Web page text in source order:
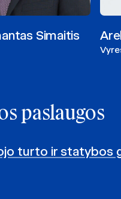
Simaitis
paslaugos
turto ir statybos